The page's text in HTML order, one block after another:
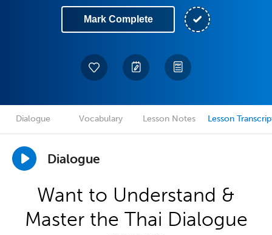
Mark Complete
Dialogue Vocabulary Lesson Notes Lesson
Dialogue
Want to Understand &
Master the Thai Dialogue